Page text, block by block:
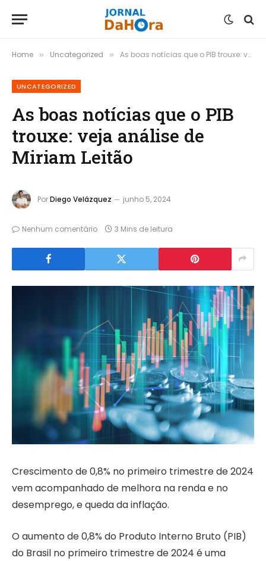
Home » Uncategorized » As boas notícias que o PIB trouxe: veja análise de Miriam Leitão
UNCATEGORIZED
As boas notícias que o PIB
trouxe: veja análise de
Miriam Leitão
PorDiego Velázquez junho 5, 2024
Nenhum comentário 3 Mins de leitura
Crescimento de 0,8% no primeiro trimestre de 2024
vem acompanhado de melhora na renda e no
desemprego, e queda da inflação.
O aumento de 0,8% do Produto Interno Bruto (PIB)
do Brasil no primeiro trimestre de 2024 é uma